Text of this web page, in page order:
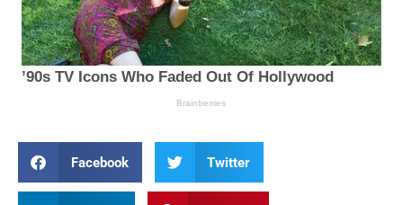
Facebook Twitter